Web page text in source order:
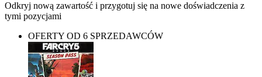
Odkryj nową zawartość i przygotuj się na nowe doświadczenia z
tymi pozycjami
OFERTY OD 6 SPRZEDAWCÓW